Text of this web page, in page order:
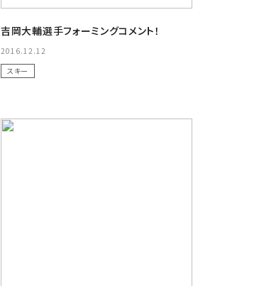
吉岡大輔選手フォーミングコメント！
2016.12.12
スキー